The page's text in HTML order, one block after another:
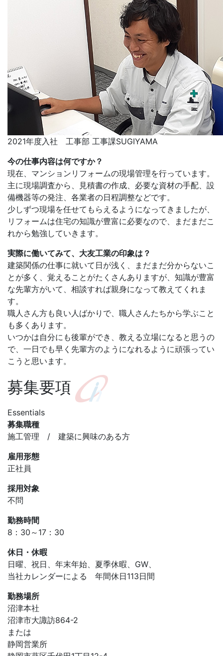
2021年度入社 工事部 工事課SUGIYAMA
今の仕事内容は何ですか？
現在、マンションリフォームの現場管理を行っています。
主に現場調査から、見積書の作成、必要な資材の手配、設
備機器等の発注、各業者の日程調整などです。
少しずつ現場を任せてもらえるようになってきましたが、
リフォームは住宅の知識が豊富に必要なので、まだまだこ
れから勉強していきます。
実際に働いてみて、大友工業の印象は？
建築関係の仕事に就いて日が浅く、まだまだ分からないこ
とが多く、覚えることがたくさんありますが、知識が豊富
な先輩方がいて、相談すれば親身になって教えてくれま
す。
職人さん方も良い人ばかりで、職人さんたちから学ぶこと
も多くあります。
いつかは自分にも後輩ができ、教える立場になると思うの
で、一日でも早く先輩方のようになれるように頑張ってい
こうと思います。
募集要項
Essentials
募集職種
施工管理 / 建築に興味のある方
雇用形態
正社員
採用対象
不問
勤務時間
8：30～17：30
休日・休暇
日曜、 祝日、 年末年始、 夏季休暇、 GW、
当社カレンダーによる 年間休日113日間
勤務場所
沼津本社
沼津市大諏訪864-2
または
静岡営業所